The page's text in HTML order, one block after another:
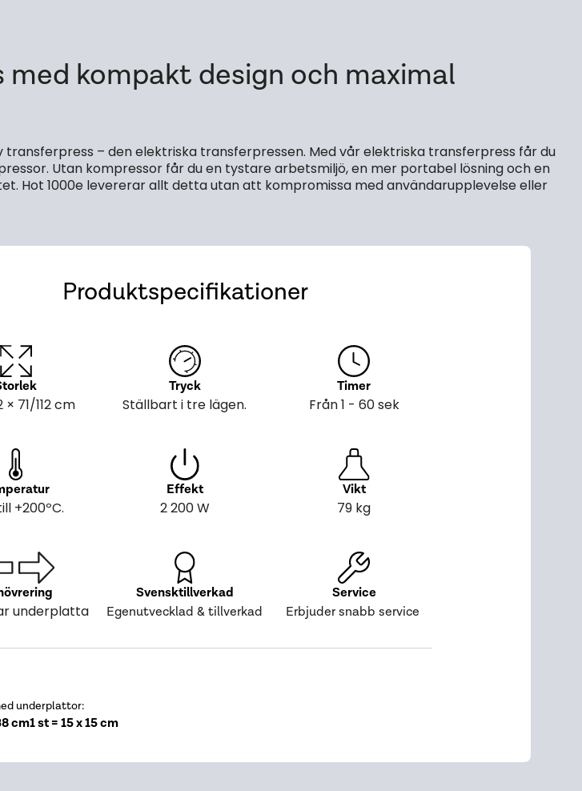
kompakt design och maximal
– den elektriska transferpressen. Med vår elektriska transferpress får du
Utan kompressor får du en tystare arbetsmiljö, en mer portabel lösning och en
Hot 1000e levererar allt detta utan att kompromissa med användarupplevelse eller
Produktspecifikationer
71/112 cm
Tryck
Ställbart i tre lägen.
Timer
Från 1 - 60 sek
+200ºC.
Effekt
2 200 W
Vikt
79 kg
underplatta
Svensktillverkad
Egenutvecklad & tillverkad
Service
Erbjuder snabb service
underplattor:
cm1 st = 15 x 15 cm